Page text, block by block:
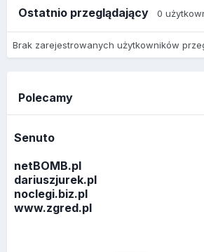
Ostatnio przeglądający 0
Brak zarejestrowanych użytkowników
Polecamy
Senuto
netBOMB.pl
dariuszjurek.pl
noclegi.biz.pl
www.zgred.pl